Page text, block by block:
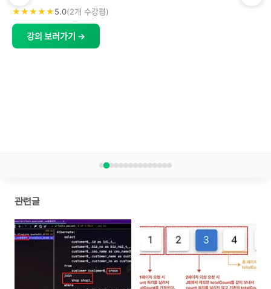
★★★★★5.0(2개 수강평)
강의 보러가기 →
관련글